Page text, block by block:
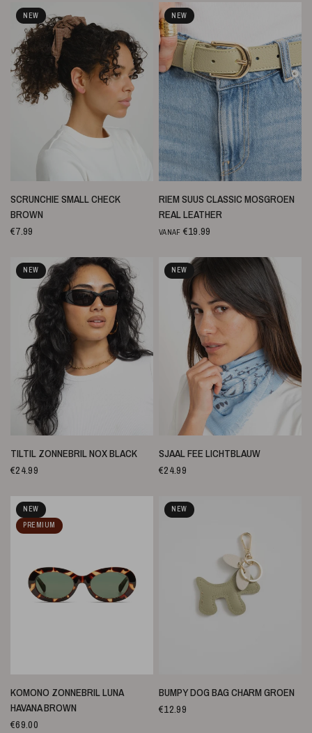
NEW
SNELLE WEERGAVE
SCRUNCHIE SMALL CHECK
BROWN
€7.99
NEW
SNELLE WEERGAVE
RIEM SUUS CLASSIC MOSGROEN
REAL LEATHER
VANAF €19.99
NEW
SNELLE WEERGAVE
TILTIL ZONNEBRIL NOX BLACK
€24.99
NEW
SNELLE WEERGAVE
SJAAL FEE LICHTBLAUW
€24.99
NEW
PREMIUM
SNELLE WEERGAVE
KOMONO ZONNEBRIL LUNA
HAVANA BROWN
€69.00
NEW
SNELLE WEERGAVE
BUMPY DOG BAG CHARM GROEN
€12.99